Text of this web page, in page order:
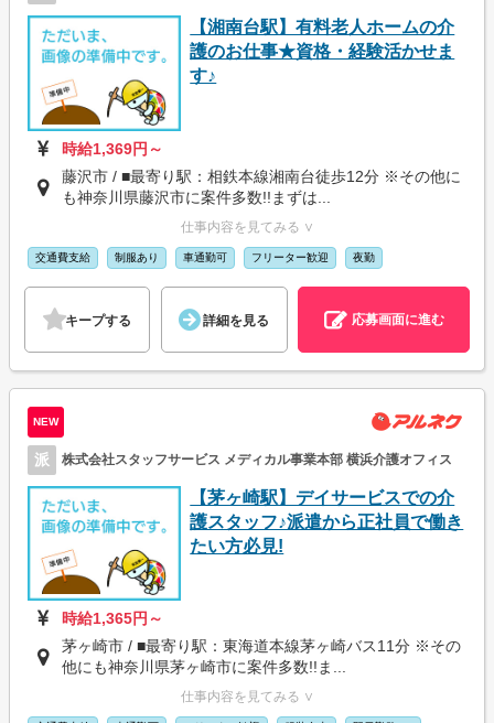
【湘南台駅】有料老人ホームの介
護のお仕事★資格・経験活かせま
す♪
時給1,369円～
藤沢市 / ■最寄り駅：相鉄本線湘南台徒歩12分 ※その他に
も神奈川県藤沢市に案件多数!!まずは...
仕事内容を見てみる ∨
交通費支給 制服あり 車通勤可 フリーター歓迎 夜勤
キープする 詳細を見る 応募画面に進む
NEW
派 株式会社スタッフサービス メディカル事業本部 横浜介護オフィス
【茅ヶ崎駅】デイサービスでの介
護スタッフ♪派遣から正社員で働き
たい方必見!
時給1,365円～
茅ヶ崎市 / ■最寄り駅：東海道本線茅ヶ崎バス11分 ※その
他にも神奈川県茅ヶ崎市に案件多数!!ま...
仕事内容を見てみる ∨